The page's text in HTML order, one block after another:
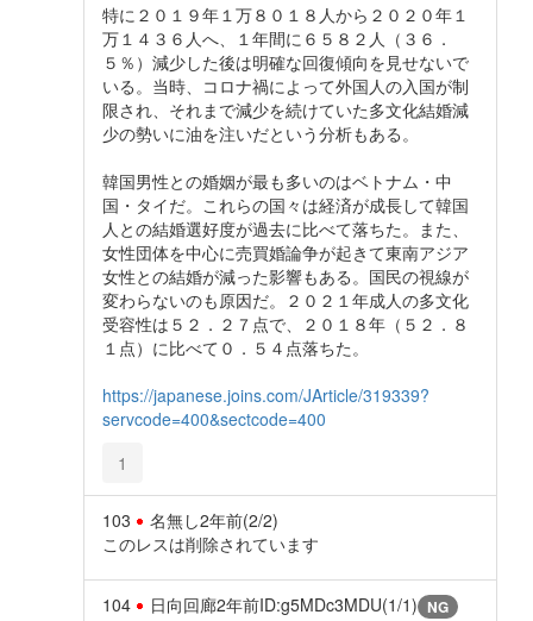
特に２０１９年１万８０１８人から２０２０年１
万１４３６人へ、１年間に６５８２人（３６．
５％）減少した後は明確な回復傾向を見せないで
いる。当時、コロナ禍によって外国人の入国が制
限され、それまで減少を続けていた多文化結婚減
少の勢いに油を注いだという分析もある。
韓国男性との婚姻が最も多いのはベトナム・中
国・タイだ。これらの国々は経済が成長して韓国
人との結婚選好度が過去に比べて落ちた。また、
女性団体を中心に売買婚論争が起きて東南アジア
女性との結婚が減った影響もある。国民の視線が
変わらないのも原因だ。２０２１年成人の多文化
受容性は５２．２７点で、２０１８年（５２．８
１点）に比べて０．５４点落ちた。
https://japanese.joins.com/JArticle/319339?
servcode=400&sectcode=400
1
103 名無し2年前(2/2)
このレスは削除されています
104 日向回廊2年前ID:g5MDc3MDU(1/1) NG